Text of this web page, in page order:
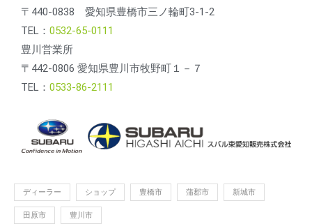
〒440-0838 愛知県豊橋市三ノ輪町3-1-2
TEL： 0532-65-0111
豊川営業所
〒442-0806 愛知県豊川市牧野町１－７
TEL： 0533-86-2111
ディーラー ショップ 豊橋市 蒲郡市 新城市
田原市 豊川市